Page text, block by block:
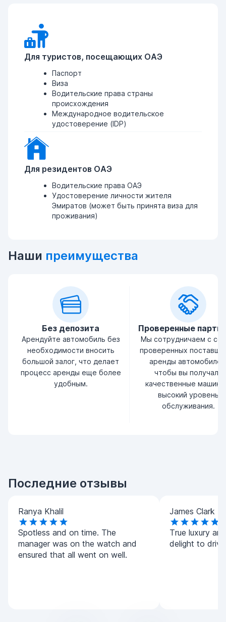
Для туристов, посещающих ОАЭ
Паспорт
Виза
Водительские права страны
происхождения
Международное водительское
удостоверение (IDP)
Для резидентов ОАЭ
Водительские права ОАЭ
Удостоверение личности жителя
Эмиратов (может быть принята виза для
проживания)
Наши преимущества
Без депозита
Арендуйте автомобиль без
необходимости вносить
большой залог, что делает
процесс аренды еще более
удобным.
Проверенные
Мы сотрудничаем с
проверенных
аренды
чтобы вы получали
качественные
высокий уровень
обслуживания.
Последние отзывы
Ranya Khalil
Spotless and on time. The
manager was on the watch and
ensured that all went on well.
James Clark
True luxury
delight to